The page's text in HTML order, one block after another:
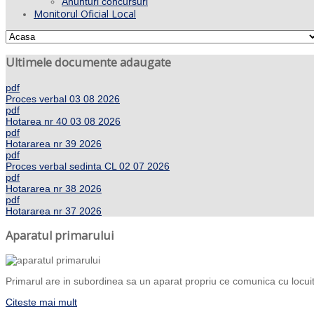
Monitorul Oficial Local
Ultimele documente adaugate
pdf
Proces verbal 03 08 2026
pdf
Hotarea nr 40 03 08 2026
pdf
Hotararea nr 39 2026
pdf
Proces verbal sedinta CL 02 07 2026
pdf
Hotararea nr 38 2026
pdf
Hotararea nr 37 2026
Aparatul primarului
Primarul are in subordinea sa un aparat propriu ce comunica cu
Citeste mai mult